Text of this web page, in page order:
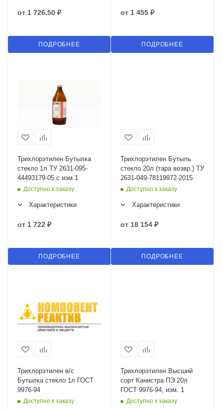
от 1 726.50 ₽
ПОДРОБНЕЕ
от 1 455 ₽
ПОДРОБНЕЕ
Трихлорэтилен Бутылка
стекло 1л ТУ 2631-095-
44493179-05 с изм.1
Доступно к заказу
Характеристики
от 1 722 ₽
ПОДРОБНЕЕ
Трихлорэтилен Бутыль
стекло 20л (тара возвр.) ТУ
2631-049-78119972-2015
Доступно к заказу
Характеристики
от 18 154 ₽
ПОДРОБНЕЕ
Трихлорэтилен в/с
Бутылка стекло 1л ГОСТ
9976-94
Доступно к заказу
Трихлорэтилен Высший
сорт Канистра ПЭ 20л
ГОСТ 9976-94, изм. 1
Доступно к заказу